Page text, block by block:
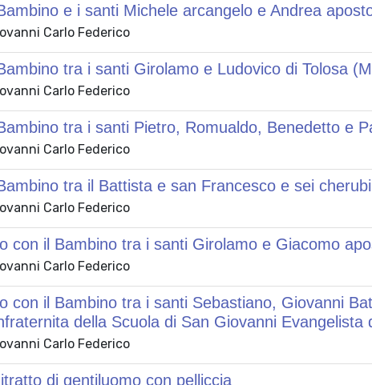
e i santi Michele arcangelo e Andrea
Carlo Federico
tra i santi Girolamo e Ludovico di Tolosa
Carlo Federico
tra i santi Pietro, Romualdo, Benedetto e
Carlo Federico
tra il Battista e san Francesco e sei
Carlo Federico
con il Bambino tra i santi Girolamo e Giacomo
Carlo Federico
con il Bambino tra i santi Sebastiano, Giovanni
della Scuola di San Giovanni Evangelista
Carlo Federico
di gentiluomo con pelliccia